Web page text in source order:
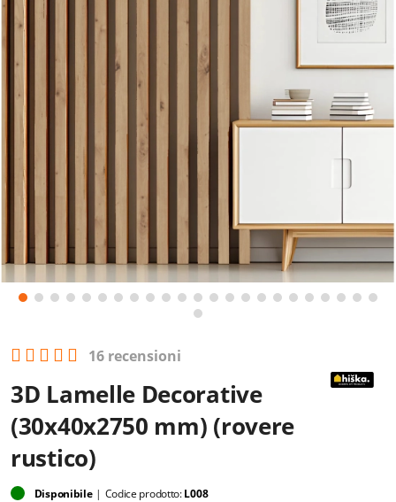
16 recensioni
3D Lamelle Decorative​
(30x40x2750 mm) (rovere
rustico)
Disponibile | Codice prodotto:L008